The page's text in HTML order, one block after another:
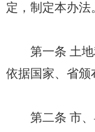
定，制定本办法
第一条 土地
依据国家、省颁
第二条 市、